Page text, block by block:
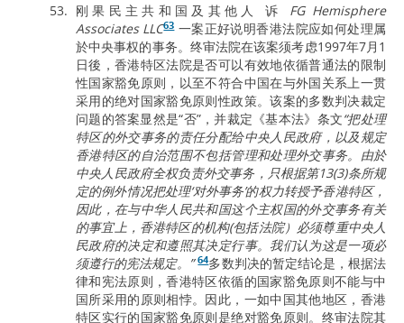
刚果民主共和国及其他人 诉 FG Hemisphere
Associates LLC63一案正好说明香港法院应如何处理属
於中央事权的事务。终审法院在该案须考虑1997年7月1
日後，香港特区法院是否可以有效地依循普通法的限制
性国家豁免原则，以至不符合中国在与外国关系上一贯
采用的绝对国家豁免原则性政策。该案的多数判决裁定
问题的答案显然是“否”，并裁定《基本法》条文“把处理
特区的外交事务的责任分配给中央人民政府，以及规定
香港特区的自治范围不包括管理和处理外交事务。由於
中央人民政府全权负责外交事务，只根据第13(3)条所规
定的例外情况把处理‘对外事务’的权力转授予香港特区，
因此，在与中华人民共和国这个主权国的外交事务有关
的事宜上，香港特区的机构(包括法院）必须尊重中央人
民政府的决定和遵照其决定行事。我们认为这是一项必
须遵行的宪法规定。”64多数判决的暂定结论是，根据法
律和宪法原则，香港特区依循的国家豁免原则不能与中
国所采用的原则相悖。因此，一如中国其他地区，香港
特区实行的国家豁免原则是绝对豁免原则。终审法院其